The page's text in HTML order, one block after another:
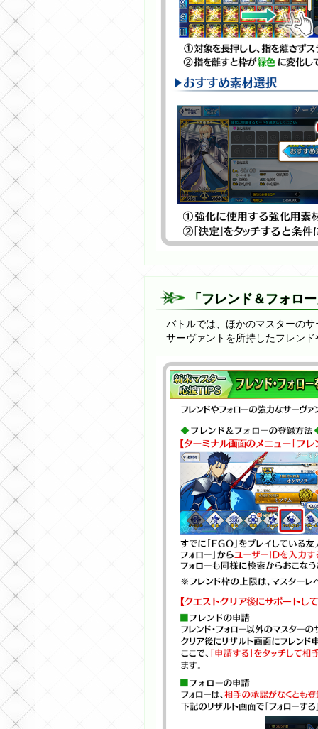
「フレンド＆フォロ
バトルでは、ほかのマスターの
サーヴァントを所持したフレン